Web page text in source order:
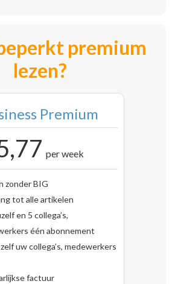
premium
lezen?
Premium
per week
zonder BIG
tot alle artikelen
en 5 collega’s,
één abonnement
uw collega’s, medewerkers
factuur